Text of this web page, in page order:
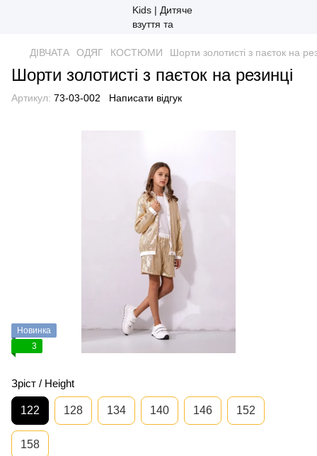
ДІВЧАТА ОДЯГ КОСТЮМИ Шорти золотисті з паєток на
Шорти золотисті з паєток на резинці
Артикул: 73-03-002 Написати відгук
Новинка
3
Зріст / Height
122 128 134 140 146 152
158